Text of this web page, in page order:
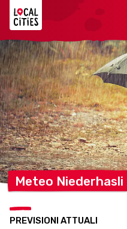
Meteo Niederhasli
PREVISIONI ATTUALI